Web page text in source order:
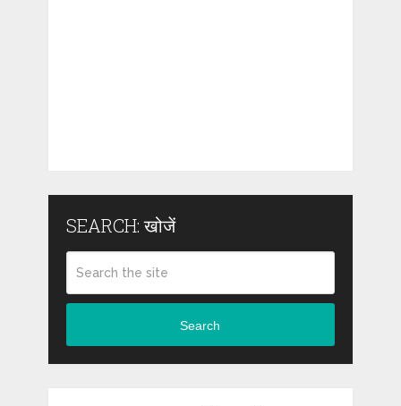
SEARCH: खोजें
Search